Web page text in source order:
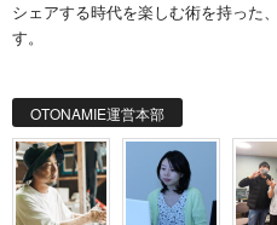
シェアする時代を楽しむ術を持った
す。
OTONAMIE運営本部